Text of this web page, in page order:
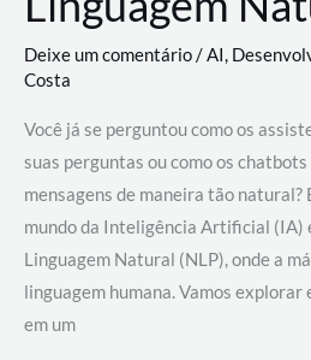
Deixe um comentário/AI,
Costa
Você já se perguntou como os
suas perguntas ou como os
mensagens de maneira tão
mundo da Inteligência Artificial (IA)
Linguagem Natural (NLP), onde a
linguagem humana. Vamos
em um